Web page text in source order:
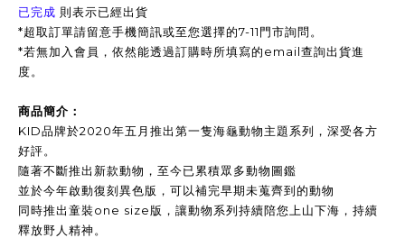
已完成 則表示已經出貨
*超取訂單請留意手機簡訊或至您選擇的7-11門市詢問。
*若無加入會員，依然能透過訂購時所填寫的email查詢出貨進
度。
商品簡介：
KID品牌於2020年五月推出第一隻海龜動物主題系列，深受各方
好評。
隨著不斷推出新款動物，至今已累積眾多動物圖鑑
並於今年啟動復刻異色版，可以補完早期未蒐齊到的動物
同時推出童裝one size版，讓動物系列持續陪您上山下海，持續
釋放野人精神。